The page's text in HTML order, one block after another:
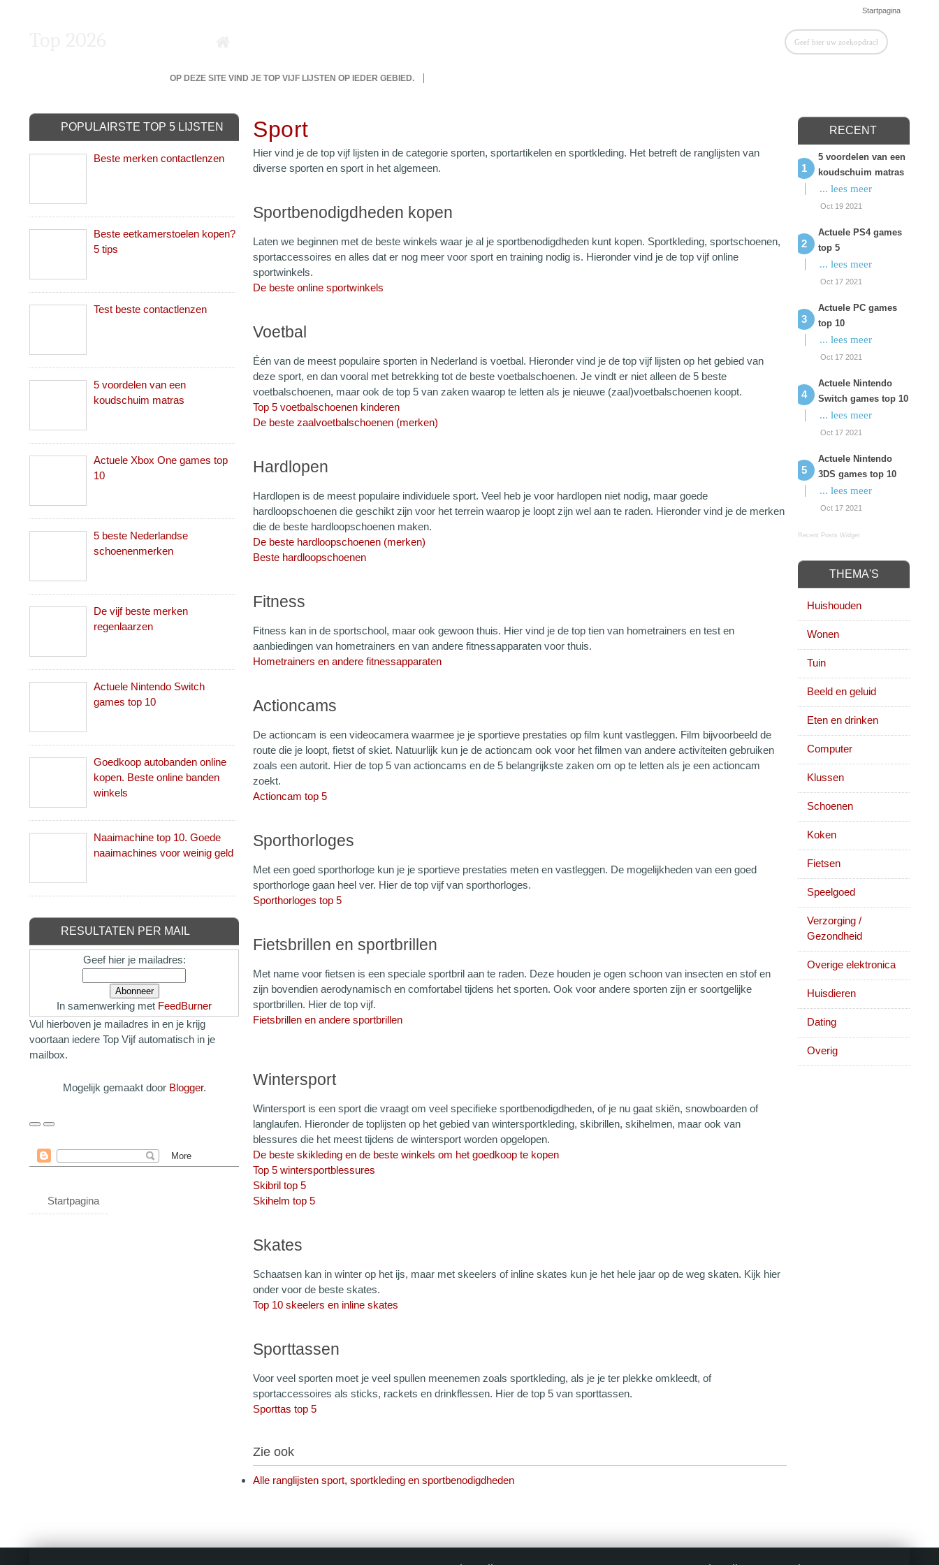
Startpagina
OP DEZE SITE VIND JE TOP VIJF LIJSTEN OP IEDER GEBIED.
Sport
Hier vind je de top vijf lijsten in de categorie sporten, sportartikelen en sportkleding. Het betreft de ranglijsten van
diverse sporten en sport in het algemeen.
Sportbenodigdheden kopen
Laten we beginnen met de beste winkels waar je al je sportbenodigdheden kunt kopen. Sportkleding, sportschoenen,
sportaccessoires en alles dat er nog meer voor sport en training nodig is. Hieronder vind je de top vijf online
sportwinkels.
De beste online sportwinkels
Voetbal
Één van de meest populaire sporten in Nederland is voetbal. Hieronder vind je de top vijf lijsten op het gebied van
deze sport, en dan vooral met betrekking tot de beste voetbalschoenen. Je vindt er niet alleen de 5 beste
voetbalschoenen, maar ook de top 5 van zaken waarop te letten als je nieuwe (zaal)voetbalschoenen koopt.
Top 5 voetbalschoenen kinderen
De beste zaalvoetbalschoenen (merken)
Hardlopen
Hardlopen is de meest populaire individuele sport. Veel heb je voor hardlopen niet nodig, maar goede
hardloopschoenen die geschikt zijn voor het terrein waarop je loopt zijn wel aan te raden. Hieronder vind je de merken
die de beste hardloopschoenen maken.
De beste hardloopschoenen (merken)
Beste hardloopschoenen
Fitness
Fitness kan in de sportschool, maar ook gewoon thuis. Hier vind je de top tien van hometrainers en test en
aanbiedingen van hometrainers en van andere fitnessapparaten voor thuis.
Hometrainers en andere fitnessapparaten
Actioncams
De actioncam is een videocamera waarmee je je sportieve prestaties op film kunt vastleggen. Film bijvoorbeeld de
route die je loopt, fietst of skiet. Natuurlijk kun je de actioncam ook voor het filmen van andere activiteiten gebruiken
zoals een autorit. Hier de top 5 van actioncams en de 5 belangrijkste zaken om op te letten als je een actioncam
zoekt.
Actioncam top 5
Sporthorloges
Met een goed sporthorloge kun je je sportieve prestaties meten en vastleggen. De mogelijkheden van een goed
sporthorloge gaan heel ver. Hier de top vijf van sporthorloges.
Sporthorloges top 5
Fietsbrillen en sportbrillen
Met name voor fietsen is een speciale sportbril aan te raden. Deze houden je ogen schoon van insecten en stof en
zijn bovendien aerodynamisch en comfortabel tijdens het sporten. Ook voor andere sporten zijn er soortgelijke
sportbrillen. Hier de top vijf.
Fietsbrillen en andere sportbrillen
Wintersport
Wintersport is een sport die vraagt om veel specifieke sportbenodigdheden, of je nu gaat skiën, snowboarden of
langlaufen. Hieronder de toplijsten op het gebied van wintersportkleding, skibrillen, skihelmen, maar ook van
blessures die het meest tijdens de wintersport worden opgelopen.
De beste skikleding en de beste winkels om het goedkoop te kopen
Top 5 wintersportblessures
Skibril top 5
Skihelm top 5
Skates
Schaatsen kan in winter op het ijs, maar met skeelers of inline skates kun je het hele jaar op de weg skaten. Kijk hier
onder voor de beste skates.
Top 10 skeelers en inline skates
Sporttassen
Voor veel sporten moet je veel spullen meenemen zoals sportkleding, als je je ter plekke omkleedt, of
sportaccessoires als sticks, rackets en drinkflessen. Hier de top 5 van sporttassen.
Sporttas top 5
Zie ook
Alle ranglijsten sport, sportkleding en sportbenodigdheden
POPULAIRSTE TOP 5 LIJSTEN
Beste merken contactlenzen
Beste eetkamerstoelen kopen?
5 tips
Test beste contactlenzen
5 voordelen van een
koudschuim matras
Actuele Xbox One games top
10
5 beste Nederlandse
schoenenmerken
De vijf beste merken
regenlaarzen
Actuele Nintendo Switch
games top 10
Goedkoop autobanden online
kopen. Beste online banden
winkels
Naaimachine top 10. Goede
naaimachines voor weinig geld
RESULTATEN PER MAIL
Geef hier je mailadres:
In samenwerking met FeedBurner
Vul hierboven je mailadres in en je krijg
voortaan iedere Top Vijf automatisch in je
mailbox.
Mogelijk gemaakt door Blogger.
Startpagina
RECENT
5 voordelen van een
koudschuim matras
... lees meer
Oct 19 2021
Actuele PS4 games
top 5
... lees meer
Oct 17 2021
Actuele PC games
top 10
... lees meer
Oct 17 2021
Actuele Nintendo
Switch games top 10
... lees meer
Oct 17 2021
Actuele Nintendo
3DS games top 10
... lees meer
Oct 17 2021
Recent Posts Widget
THEMA'S
Huishouden
Wonen
Tuin
Beeld en geluid
Eten en drinken
Computer
Klussen
Schoenen
Koken
Fietsen
Speelgoed
Verzorging /
Gezondheid
Overige elektronica
Huisdieren
Dating
Overig